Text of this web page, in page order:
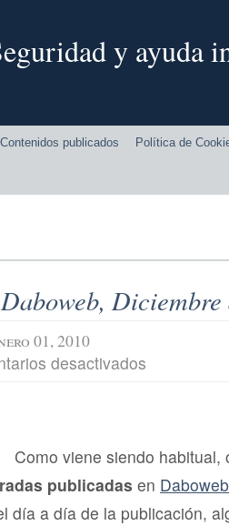
y ayuda
Contenidos publicados Política de
Diciembre
01, 2010
desactivados
2009
Como viene siendo habitual,
publicadas en Daboweb
día a día de la publicación,